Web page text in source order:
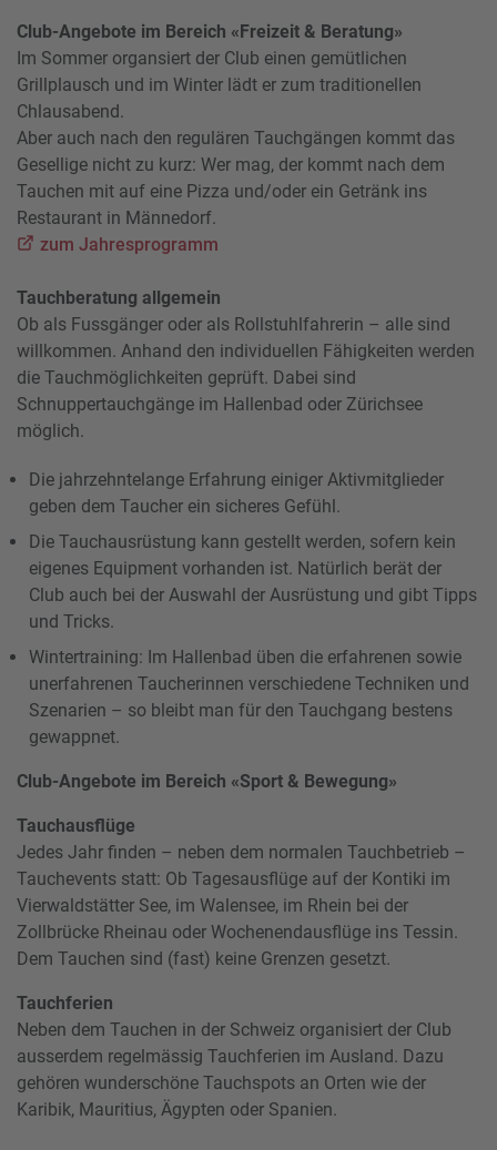
Club-Angebote im Bereich «Freizeit & Beratung»
Im Sommer organsiert der Club einen gemütlichen
Grillplausch und im Winter lädt er zum traditionellen
Chlausabend.
Aber auch nach den regulären Tauchgängen kommt das
Gesellige nicht zu kurz: Wer mag, der kommt nach dem
Tauchen mit auf eine Pizza und/oder ein Getränk ins
Restaurant in Männedorf.
zum Jahresprogramm
Tauchberatung allgemein
Ob als Fussgänger oder als Rollstuhlfahrerin – alle sind
willkommen. Anhand den individuellen Fähigkeiten werden
die Tauchmöglichkeiten geprüft. Dabei sind
Schnuppertauchgänge im Hallenbad oder Zürichsee
möglich.
Die jahrzehntelange Erfahrung einiger Aktivmitglieder
geben dem Taucher ein sicheres Gefühl.
Die Tauchausrüstung kann gestellt werden, sofern kein
eigenes Equipment vorhanden ist. Natürlich berät der
Club auch bei der Auswahl der Ausrüstung und gibt Tipps
und Tricks.
Wintertraining: Im Hallenbad üben die erfahrenen sowie
unerfahrenen Taucherinnen verschiedene Techniken und
Szenarien – so bleibt man für den Tauchgang bestens
gewappnet.
Club-Angebote im Bereich «Sport & Bewegung»
Tauchausflüge
Jedes Jahr finden – neben dem normalen Tauchbetrieb –
Tauchevents statt: Ob Tagesausflüge auf der Kontiki im
Vierwaldstätter See, im Walensee, im Rhein bei der
Zollbrücke Rheinau oder Wochenendausflüge ins Tessin.
Dem Tauchen sind (fast) keine Grenzen gesetzt.
Tauchferien
Neben dem Tauchen in der Schweiz organisiert der Club
ausserdem regelmässig Tauchferien im Ausland. Dazu
gehören wunderschöne Tauchspots an Orten wie der
Karibik, Mauritius, Ägypten oder Spanien.